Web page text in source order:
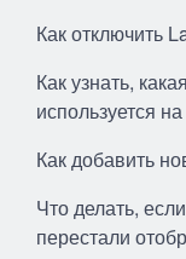
Как отключить
Как узнать,
используется
Как добавить
Что делать,
перестали